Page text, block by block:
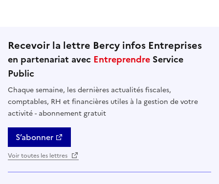
Recevoir la lettre Bercy infos Entreprises
en partenariat avec Entreprendre Service
Public
Chaque semaine, les dernières actualités fiscales,
comptables, RH et financières utiles à la gestion de votre
activité - abonnement gratuit
S’abonner
Voir toutes les lettres